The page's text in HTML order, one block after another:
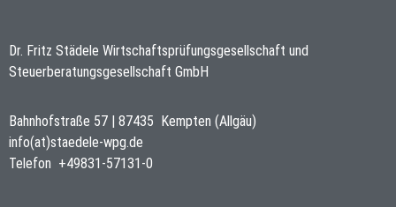
Dr. Fritz Städele Wirtschaftsprüfungsgesellschaft und
Steuerberatungsgesellschaft GmbH
Bahnhofstraße 57 | 87435 Kempten (Allgäu)
info(at)staedele-wpg.de
Telefon +49831-57131-0